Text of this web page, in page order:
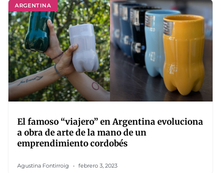
ARGENTINA
El famoso “viajero” en Argentina evoluciona
a obra de arte de la mano de un
emprendimiento cordobés
Agustina Fontirroig febrero 3, 2023